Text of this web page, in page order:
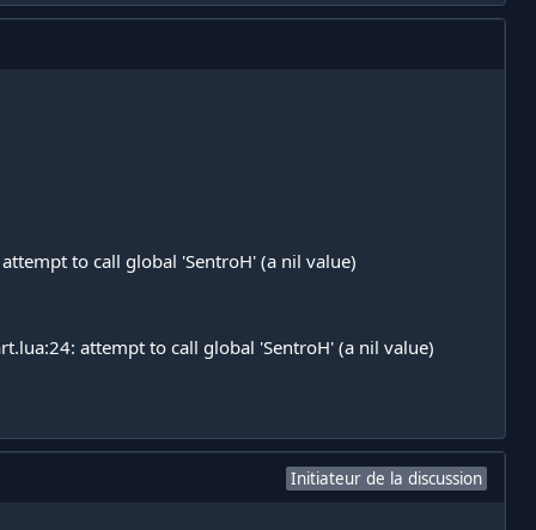
to call global 'SentroH' (a nil value)
attempt to call global 'SentroH' (a nil value)
Initiateur de la discussion